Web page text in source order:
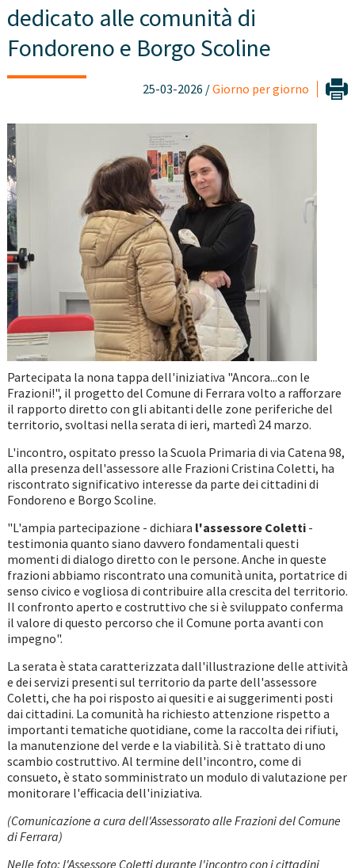
dedicato alle comunità di
Fondoreno e Borgo Scoline
25-03-2026 /Giorno per giorno
Partecipata la nona tappa dell'iniziativa "Ancora...con le
Frazioni!", il progetto del Comune di Ferrara volto a rafforzare
il rapporto diretto con gli abitanti delle zone periferiche del
territorio, svoltasi nella serata di ieri, martedì 24 marzo.
L'incontro, ospitato presso la Scuola Primaria di via Catena 98,
alla presenza dell'assessore alle Frazioni Cristina Coletti, ha
riscontrato significativo interesse da parte dei cittadini di
Fondoreno e Borgo Scoline.
"L'ampia partecipazione - dichiara l'assessore Coletti-
testimonia quanto siano davvero fondamentali questi
momenti di dialogo diretto con le persone. Anche in queste
frazioni abbiamo riscontrato una comunità unita, portatrice di
senso civico e vogliosa di contribuire alla crescita del territorio.
Il confronto aperto e costruttivo che si è sviluppato conferma
il valore di questo percorso che il Comune porta avanti con
impegno".
La serata è stata caratterizzata dall'illustrazione delle attività
e dei servizi presenti sul territorio da parte dell'assessore
Coletti, che ha poi risposto ai quesiti e ai suggerimenti posti
dai cittadini. La comunità ha richiesto attenzione rispetto a
importanti tematiche quotidiane, come la raccolta dei rifiuti,
la manutenzione del verde e la viabilità. Si è trattato di uno
scambio costruttivo. Al termine dell'incontro, come di
consueto, è stato somministrato un modulo di valutazione per
monitorare l'efficacia dell'iniziativa.
(Comunicazione a cura dell'Assessorato alle Frazioni del Comune
di Ferrara)
Nelle foto: l'Assessore Coletti durante l'incontro con i cittadini